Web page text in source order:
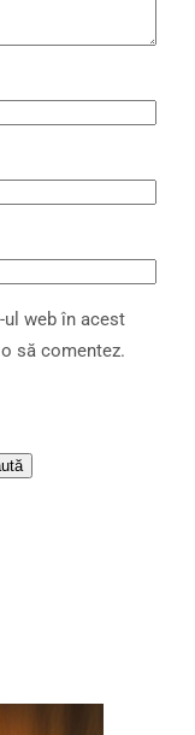
web în acest
să comentez.